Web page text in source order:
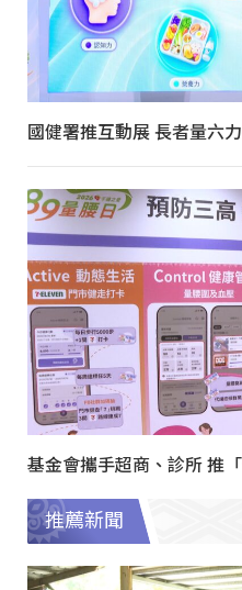
國健署推互動展 長者量六
基金會攜手超商、診所 推
推薦新聞